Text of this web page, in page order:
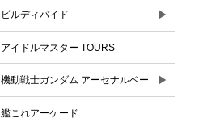
ビルディバイド ▶
アイドルマスター TOURS
機動戦士ガンダム アーセナルベー
ス
▶
艦これアーケード